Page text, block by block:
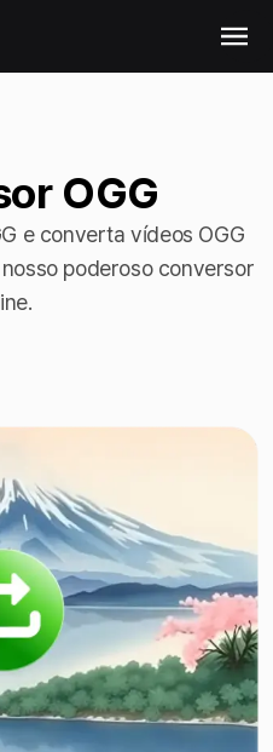
OGG
e converta vídeos OGG
poderoso conversor